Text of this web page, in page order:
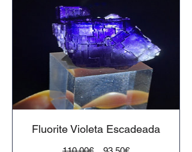
Fluorite Violeta Escadeada
Preço Preço